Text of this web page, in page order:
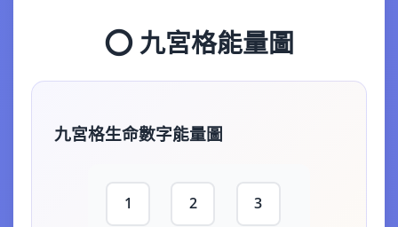
⭕ 九宮格能量圖
九宮格生命數字能量圖
1 2 3